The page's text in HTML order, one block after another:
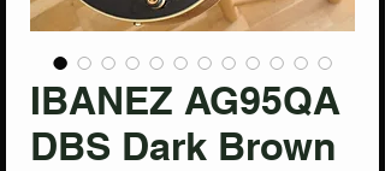
IBANEZ AG95QA
DBS Dark Brown